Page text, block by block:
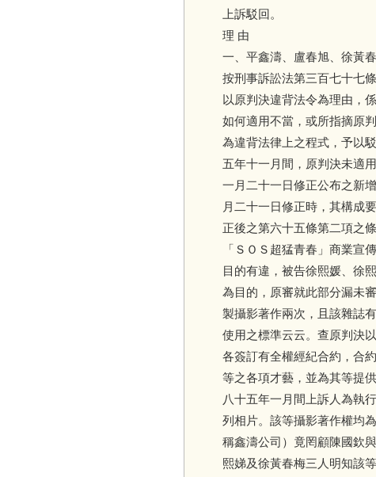
上訴駁回。
理 由
一、平鑫濤、盧春旭、徐黃
按刑事訴訟法第三百七十七
以原判決違背法令為理由，
如何適用不當，或所指摘原
為違背法律上之程式，予以
五年十一月間，原判決未適
一月二十一日修正公布之新
月二十一日修正時，其構成
正後之第六十五條第二項之
「ＳＯＳ超猛青春」商業宣
目的有違，被告徐熙媛、徐
為目的，原審就此部分漏未
製攝影著作兩次，且該雜誌
使用之標準云云。查原判決
各簽訂有全權經紀合約，合
等之各項才藝，並為其等提
八十五年一月間上訴人為執
列相片。該等攝影著作權均
稱鑫濤公司）竟罔顧陳國欽
熙娣及徐黃春梅三人明知該